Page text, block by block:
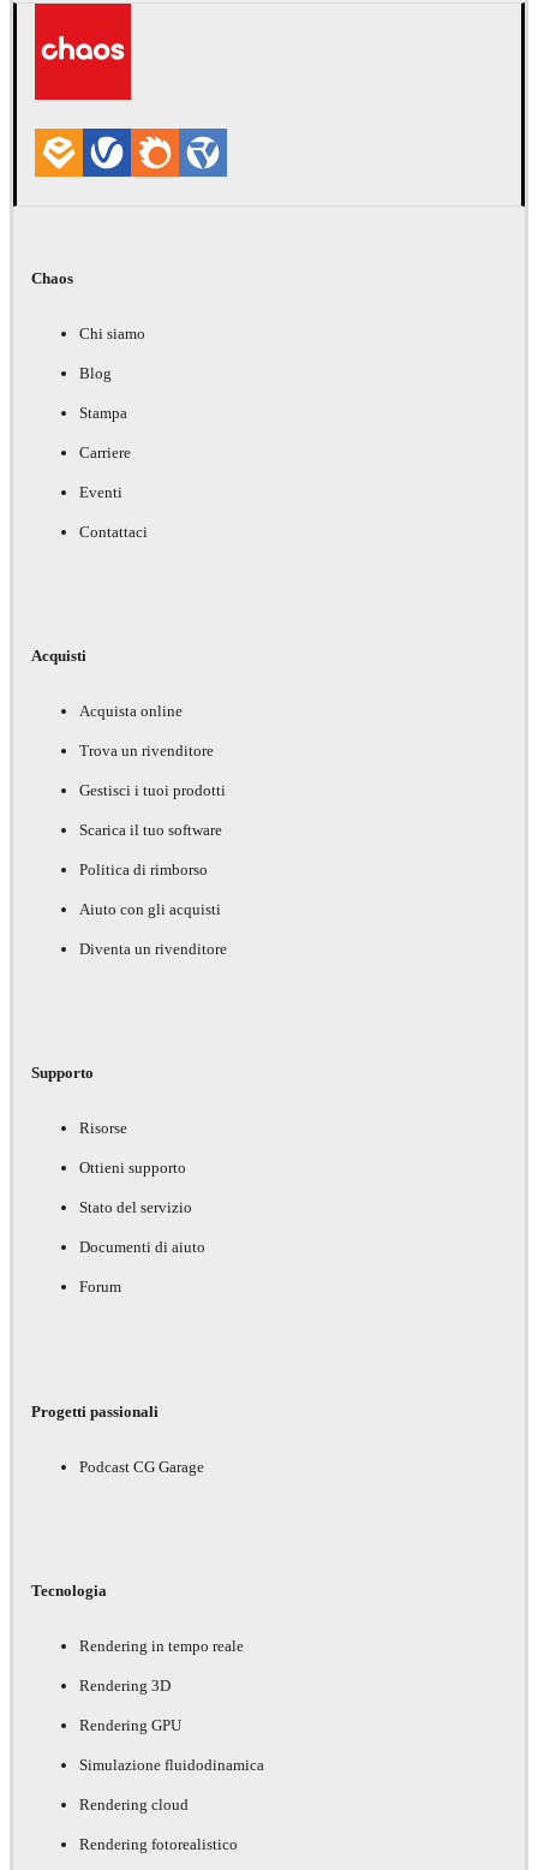
Chaos
Chi siamo
Blog
Stampa
Carriere
Eventi
Contattaci
Acquisti
Acquista online
Trova un rivenditore
Gestisci i tuoi prodotti
Scarica il tuo software
Politica di rimborso
Aiuto con gli acquisti
Diventa un rivenditore
Supporto
Risorse
Ottieni supporto
Stato del servizio
Documenti di aiuto
Forum
Progetti passionali
Podcast CG Garage
Tecnologia
Rendering in tempo reale
Rendering 3D
Rendering GPU
Simulazione fluidodinamica
Rendering cloud
Rendering fotorealistico